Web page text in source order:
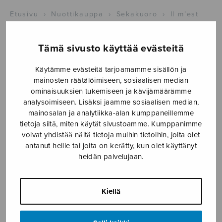
Tämä sivusto käyttää evästeitä
Käytämme evästeitä tarjoamamme sisällön ja
mainosten räätälöimiseen, sosiaalisen median
ominaisuuksien tukemiseen ja kävijämäärämme
analysoimiseen. Lisäksi jaamme sosiaalisen median,
mainosalan ja analytiikka-alan kumppaneillemme
tietoja siitä, miten käytät sivustoamme. Kumppanimme
voivat yhdistää näitä tietoja muihin tietoihin, joita olet
antanut heille tai joita on kerätty, kun olet käyttänyt
heidän palvelujaan.
Kiellä
Etusivu › Nuottikauppa › Sekakuoro ›
Il m’est
Il m’est cher,
bandeau